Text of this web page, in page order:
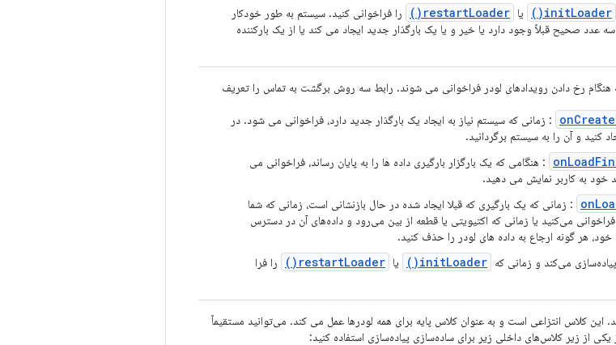
initLoader() یا restartLoader()
را فراخوانی کنید. سیستم به طور خودکار
عدد صحیح قبلاً وجود دارد یا خیر و یا یک بارگذار جدید ایجاد می کند یا از یک بارکننده
رخ دادن رویدادهای لودر فراخوانی می شوند. رابط سه روش برگشت به تماس را تعریف
: زمانی که سیستم نیاز به ایجاد یک بارگذار جدید دارد، فراخوانی می شود. در
کنید و آن را به سیستم برگردانید.
: هنگامی که یک بارگزار بارگیری داده ها را به پایان رساند، فراخوانی می
خود به کاربر نمایش می دهید.
: زمانی که یک بارگیری که قبلا ایجاد شده در حال بازنشانی است، زمانی که شما
فراخوانی می‌کنید یا زمانی که اکتیویتی یا قطعه از بین می‌رود و داده‌های آن در دسترس
هر گونه ارجاع به داده های لودر را حذف کنید.
می‌کند و زمانی که
initLoader(
) یا restartLoader(
)
را فرا
این کلاس انتزاعی است و به عنوان کلاس پایه برای همه لودرها عمل می کند. می‌توانید مستقیماً
یکی از زیر کلاس‌های داخلی زیر برای ساده‌سازی پیاده‌سازی استفاده کنید: